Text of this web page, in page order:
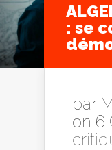
: se
par
on 6